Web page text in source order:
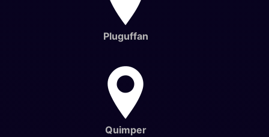
Pluguffan
Quimper